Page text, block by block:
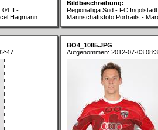
04 II -
Hagmann
Bildbeschreibung:
Regionalliga Süd - FC
Mannschaftsfoto Portraits -
BO4_1085.JPG
Aufgenommen: 2012-07-03